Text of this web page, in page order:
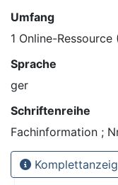
Umfang
1 Online-Ressource
Sprache
ger
Schriftenreihe
Fachinformation ;